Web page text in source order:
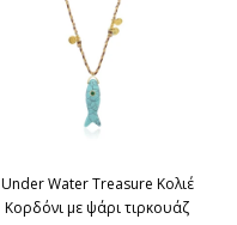
Under Water Treasure Κολιέ
Κορδόνι με ψάρι τιρκουάζ